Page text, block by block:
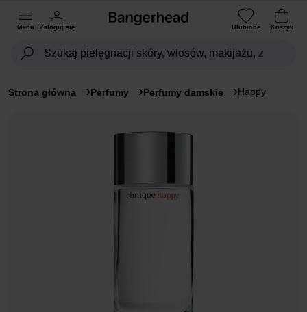
Menu Zaloguj się Ulubione Koszyk
Strona główna Perfumy Perfumy damskie Happy